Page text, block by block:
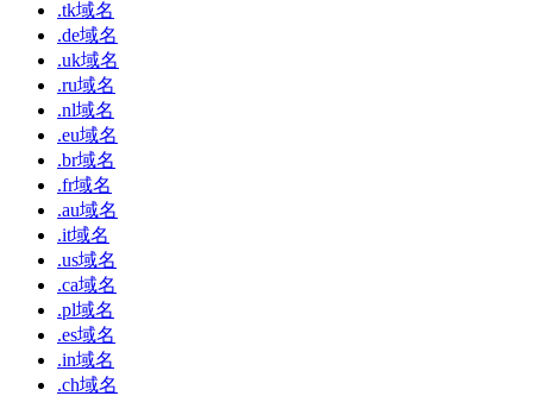
.tk域名
.de域名
.uk域名
.ru域名
.nl域名
.eu域名
.br域名
.fr域名
.au域名
.it域名
.us域名
.ca域名
.pl域名
.es域名
.in域名
.ch域名